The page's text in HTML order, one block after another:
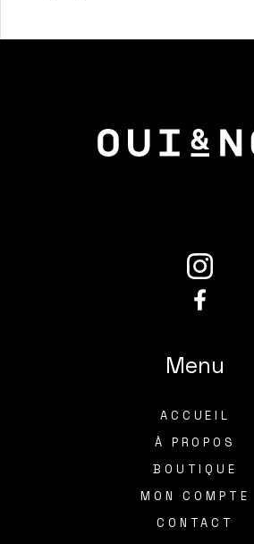
Menu
ACCUEIL
À PROPOS
BOUTIQUE
MON COMPTE
CONTACT